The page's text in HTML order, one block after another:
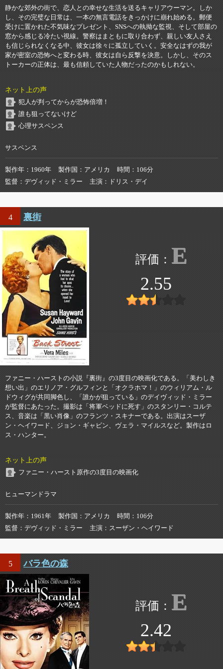
静かな郊外の街で、恋人との幸せな生活を送るキャリアウーマン。しか
し、その完璧な日常は、一本の無言電話をきっかけに崩れ始める。郵便
受けに置かれた不気味なプレゼント、SNSへの執拗な監視、そして部屋の
窓から感じる冷たい視線。警察はまともに取り合わず、親しい友人さえ
も信じられなくなる中、彼女は徐々に孤立していく。安全なはずの我が
家が密室の恐怖へと変わる時、彼女は自ら反撃を決意。しかし、そのス
トーカーの正体は、最も信頼していた人物だったのかもしれない。
ネット上の声
犯人が判ってからが恐怖倍増！
誰も狙ってないけど
心理サスペンス
サスペンス
製作年 1960年 製作国 アメリカ 時間
106分
監督
デヴィッド・ミラー 主演 ドリス・デイ
4 裏街
E
2.55
ファニー・ハーストの小説『裏街』の3度目の映画化である。「美わしき
想い出」のエリノア・グルフィンと「オクラホマ！」のウィリアム・ル
ドウィグが共同脚色し、「誰かが狙っている」のデイヴィッド・ミラー
が監督にあたった。撮影は「将軍ベッドに死す」のスタンリー・コルテ
ス、音楽は「黒い肖像」のフランツ・スキナーである。出演はスーザ
ン・ヘイワード、ジョン・ギャビン、ヴェラ・マイルスなど。製作はロ
ス・ハンター。
ネット上の声
ファニー・ハースト原作の3度目の映画化
ヒューマンドラマ
製作年 1961年 製作国 アメリカ 時間
106分
監督
デヴィッド・ミラー 主演 スーザン・ヘイワード
5 バラ色の森
E
2.42